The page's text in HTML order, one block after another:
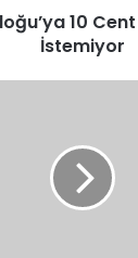
10
İstemiyor